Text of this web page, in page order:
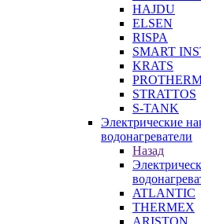
HAJDU
ELSEN
RISPA
SMART
KRATS
STRATTOS
S-TANK
Электрические
водонагреватели
Назад
ATLANTIC
THERMEX
ARISTON